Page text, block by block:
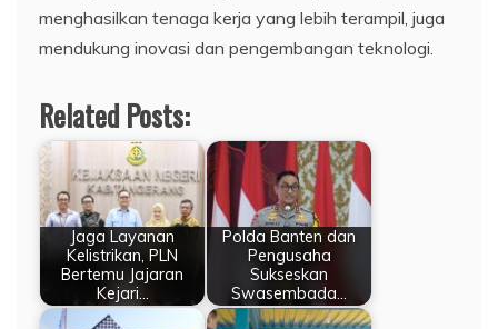
menghasilkan tenaga kerja yang lebih terampil, juga
mendukung inovasi dan pengembangan teknologi.
Related Posts:
Jaga Layanan
Kelistrikan, PLN
Bertemu Jajaran
Kejari…
Polda Banten dan
Pengusaha
Sukseskan
Swasembada…